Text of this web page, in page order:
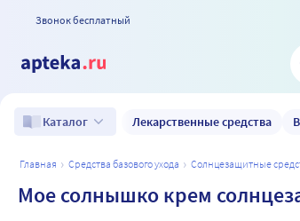
Звонок бесплатный
Каталог Лекарственные средства
главная средства базового ухода солнцезащитные
Мое солнышко крем